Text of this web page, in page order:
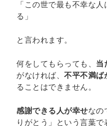
「この世で最も不幸な
る」
と言われます。
何をしてもらっても、 当
がなければ、不平不満ば
ることはできません。
感謝できる人が幸せなの
りがとう」という言葉